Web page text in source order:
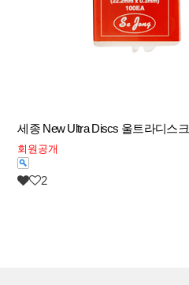
세종 New Ultra Discs 울트라디스크
회원공개
2